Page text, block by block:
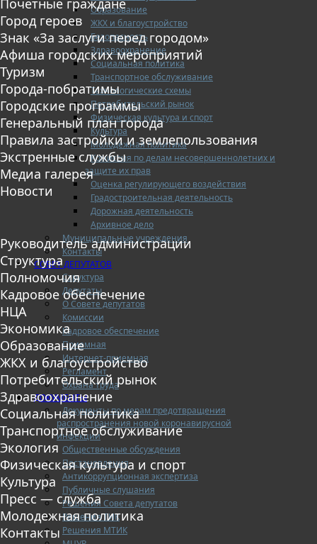
Образование
ЖКХ и благоустройство
Безопасность
Здравоохранение
Социальная политика
Транспортное обслуживание
Технологические схемы
Потребительский рынок
Физическая культура и спорт
Культура
Молодежная политика
Комиссия по делам несовершеннолетних и
защите их прав
Оценка регулирующего воздействия
Градостроительная деятельность
Дорожная деятельность
Архивное дело
Муниципальные учреждения
Контакты
СОВЕТ ДЕПУТАТОВ
Структура
Депутаты
О Совете депутатов
Комиссии
Кадровое обеспечение
Приемная
Интернет-приемная
Регламент
Охрана труда
ДОКУМЕНТЫ
Документы по мерам предотвращения
распространения новой коронавирусной
инфекции
Общественные обсуждения
Постановления
Антикоррупционная экспертиза
Публичные слушания
Решения Совета депутатов
Решения ТИК
Решения МТИК
Почетные граждане
Город героев
Знак «За заслуги перед городом»
Афиша городских мероприятий
Туризм
Города-побратимы
Городские программы
Генеральный план города
Правила застройки и землепользования
Экстренные службы
Медиа галерея
Новости
Руководитель администрации
Структура
Полномочия
Кадровое обеспечение
НЦА
Экономика
Образование
ЖКХ и благоустройство
Потребительский рынок
Здравоохранение
Социальная политика
Транспортное обслуживание
Экология
Физическая культура и спорт
Культура
Пресс — служба
Молодежная политика
Контакты